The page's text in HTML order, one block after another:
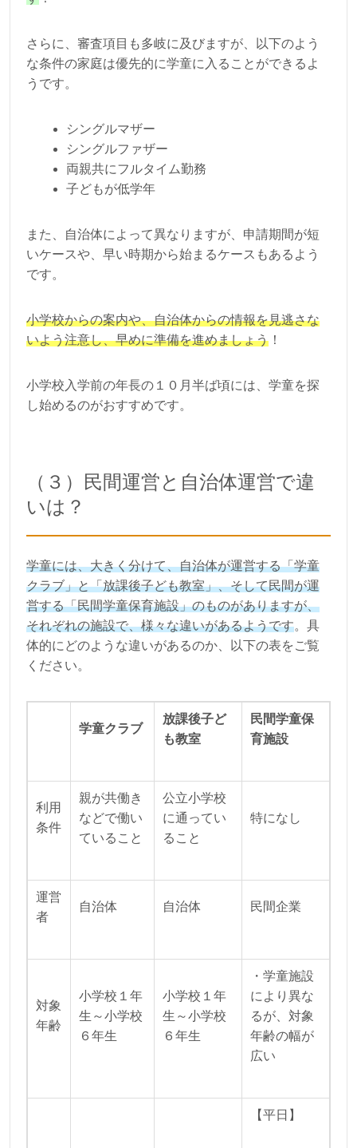
さらに、審査項目も多岐に及びますが、以下のよう
な条件の家庭は優先的に学童に入ることができるよ
うです。
シングルマザー
シングルファザー
両親共にフルタイム勤務
子どもが低学年
また、自治体によって異なりますが、申請期間が短
いケースや、早い時期から始まるケースもあるよう
です。
小学校からの案内や、自治体からの情報を見逃さな
いよう注意し、早めに準備を進めましょう ！
小学校入学前の年長の１０月半ば頃には、学童を探
し始めるのがおすすめです。
（３）民間運営と自治体運営で違
いは？
学童には、大きく分けて、自治体が運営する「学童
クラブ」と「放課後子ども教室」、そして民間が運
営する「民間学童保育施設」のものがありますが、
それぞれの施設で、様々な違いがあるようです。具
体的にどのような違いがあるのか、以下の表をご覧
ください。
学童クラブ
放課後子ど
も教室
民間学童保
育施設
利用
条件
親が共働き
などで働い
ていること
公立小学校
に通ってい
ること
特になし
運営
者
自治体 自治体 民間企業
対象
年齢
小学校１年
生～小学校
６年生
小学校１年
生～小学校
６年生
・学童施設
により異な
るが、対象
年齢の幅が
広い
【平日】